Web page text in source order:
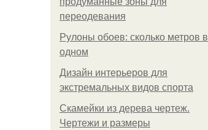
переодевания
Рулоны обоев: сколько метров в
одном
Дизайн интерьеров для
экстремальных видов спорта
Скамейки из дерева чертеж.
Чертежи и размеры